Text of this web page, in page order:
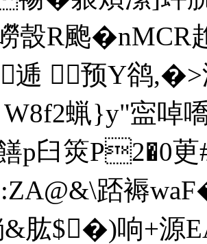
嗀R颮�nMCR
预Y鹆,�>
W8f2蝋}y"寍啅
p臼筴P2�0
踎褥
&肱$�)响+源